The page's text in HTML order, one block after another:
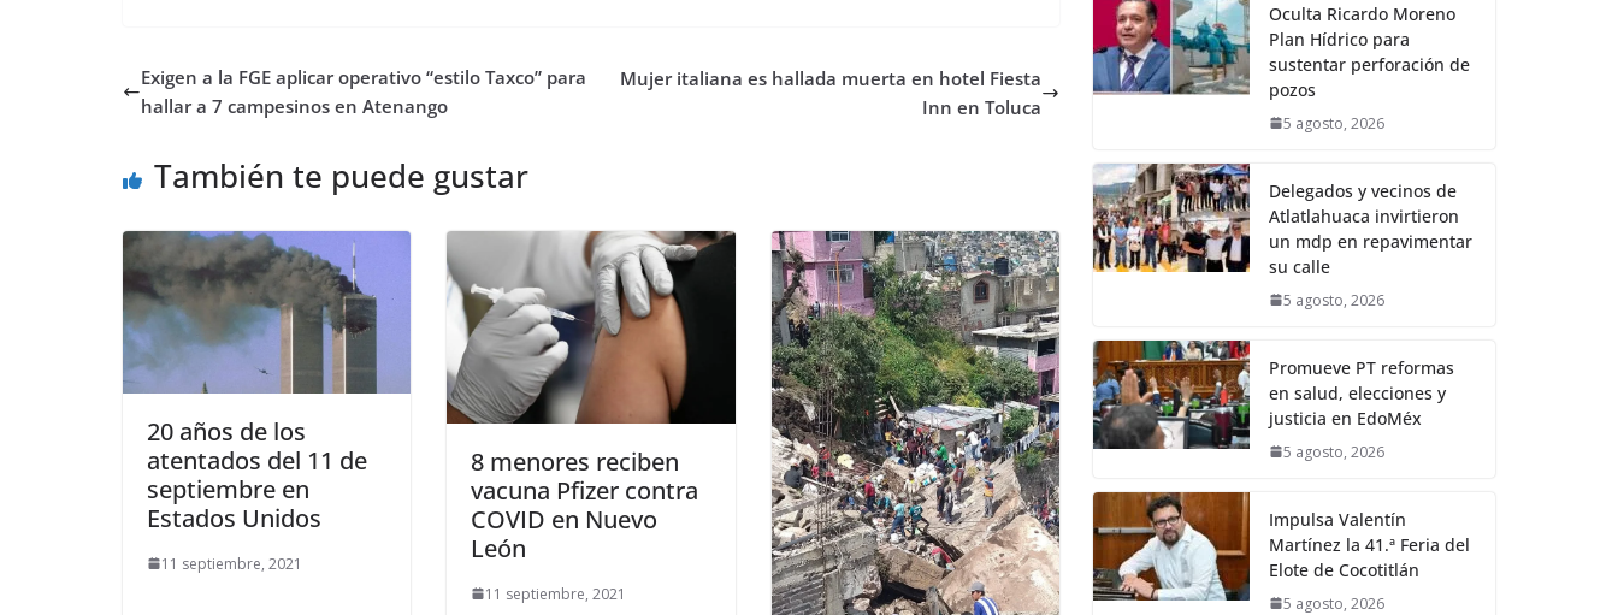
Exigen a la FGE aplicar operativo “estilo Taxco” para
hallar a 7 campesinos en Atenango
Mujer italiana es hallada muerta en hotel Fiesta
Inn en Toluca
También te puede gustar
20 años de los
atentados del 11 de
septiembre en
Estados Unidos
11 septiembre, 2021
8 menores reciben
vacuna Pfizer contra
COVID en Nuevo
León
11 septiembre, 2021
Oculta Ricardo Moreno
Plan Hídrico para
sustentar perforación de
pozos
5 agosto, 2026
Delegados y vecinos de
Atlatlahuaca invirtieron
un mdp en repavimentar
su calle
5 agosto, 2026
Promueve PT reformas
en salud, elecciones y
justicia en EdoMéx
5 agosto, 2026
Impulsa Valentín
Martínez la 41.ª Feria del
Elote de Cocotitlán
5 agosto, 2026